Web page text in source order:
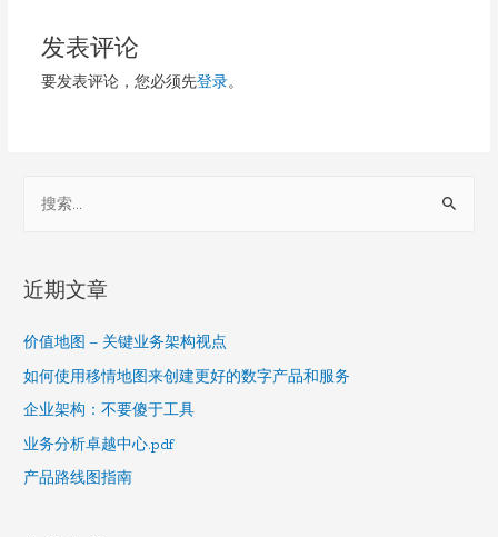
航
发表评论
要发表评论，您必须先登录。
r
h
f
o
近期文章
价值地图 – 关键业务架构视点
如何使用移情地图来创建更好的数字产品和服务
企业架构：不要傻于工具
业务分析卓越中心.pdf
产品路线图指南